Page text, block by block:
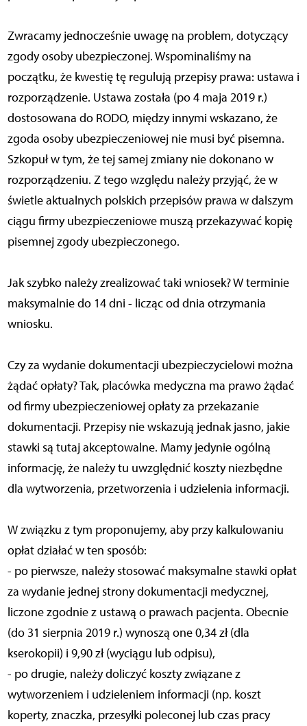
Zwracamy jednocześnie uwagę na problem, dotyczący
zgody osoby ubezpieczonej. Wspominaliśmy na
początku, że kwestię tę regulują przepisy prawa: ustawa i
rozporządzenie. Ustawa została (po 4 maja 2019 r.)
dostosowana do RODO, między innymi wskazano, że
zgoda osoby ubezpieczeniowej nie musi być pisemna.
Szkopuł w tym, że tej samej zmiany nie dokonano w
rozporządzeniu. Z tego względu należy przyjąć, że w
świetle aktualnych polskich przepisów prawa w dalszym
ciągu firmy ubezpieczeniowe muszą przekazywać kopię
pisemnej zgody ubezpieczonego.
Jak szybko należy zrealizować taki wniosek? W terminie
maksymalnie do 14 dni - licząc od dnia otrzymania
wniosku.
Czy za wydanie dokumentacji ubezpieczycielowi można
żądać opłaty? Tak, placówka medyczna ma prawo żądać
od firmy ubezpieczeniowej opłaty za przekazanie
dokumentacji. Przepisy nie wskazują jednak jasno, jakie
stawki są tutaj akceptowalne. Mamy jedynie ogólną
informację, że należy tu uwzględnić koszty niezbędne
dla wytworzenia, przetworzenia i udzielenia informacji.
W związku z tym proponujemy, aby przy kalkulowaniu
opłat działać w ten sposób:
- po pierwsze, należy stosować maksymalne stawki opłat
za wydanie jednej strony dokumentacji medycznej,
liczone zgodnie z ustawą o prawach pacjenta. Obecnie
(do 31 sierpnia 2019 r.) wynoszą one 0,34 zł (dla
kserokopii) i 9,90 zł (wyciągu lub odpisu),
- po drugie, należy doliczyć koszty związane z
wytworzeniem i udzieleniem informacji (np. koszt
koperty, znaczka, przesyłki poleconej lub czas pracy